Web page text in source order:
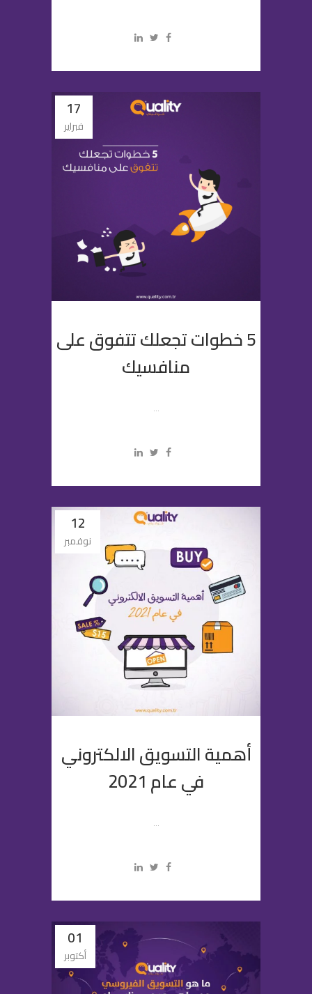
17
فبراير
5 خطوات تجعلك تتفوق على
منافسيك
...
12
نوفمبر
أهمية التسويق الالكتروني
في عام 2021
...
01
أكتوبر